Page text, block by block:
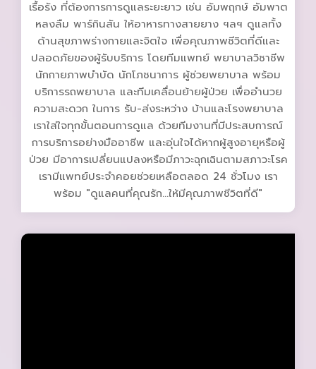
เรื้อรัง ที่ต้องการการดูแลระยะยาว เช่น อัมพฤกษ์ อัมพาต
หลงลืม พาร์กินสัน ให้อาหารทางสายยาง ฯลฯ ดูแลทั้ง
ด้านสุขภาพร่างกายและจิตใจ เพื่อคุณภาพชีวิตที่ดีและ
ปลอดภัยของผู้รับบริการ โดยทีมแพทย์ พยาบาลวิชาชีพ
นักกายภาพบำบัด นักโภชนาการ ผู้ช่วยพยาบาล พร้อม
บริการรถพยาบาล และทีมเคลื่อนย้ายผู้ป่วย เพื่ออำนวย
ความสะดวก ในการ รับ-ส่งระหว่าง บ้านและโรงพยาบาล
เราใส่ใจทุกขั้นตอนการดูแล ด้วยทีมงานที่มีประสบการณ์
การบริการอย่างมืออาชีพ และอุ่นใจได้หากผู้สูงอายุหรือผู้
ป่วย มีอาการเปลี่ยนแปลงหรือมีภาวะฉุกเฉินตามสภาวะโรค
เรามีแพทย์ประจำคอยช่วยเหลือตลอด 24 ชั่วโมง เรา
พร้อม "ดูแลคนที่คุณรัก...ให้มีคุณภาพชีวิตที่ดี"